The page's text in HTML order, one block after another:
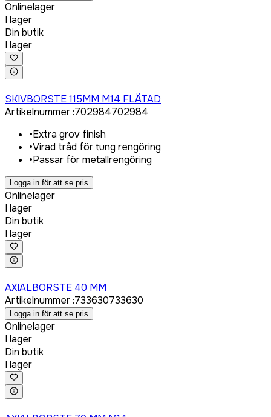
Onlinelager
I lager
Din butik
I lager
SKIVBORSTE 115MM M14 FLÄTAD
Artikelnummer:702984702984
•Extra grov finish
•Virad tråd för tung rengöring
•Passar för metallrengöring
Logga in för att se pris
Onlinelager
I lager
Din butik
I lager
AXIALBORSTE 40 MM
Artikelnummer:733630733630
Logga in för att se pris
Onlinelager
I lager
Din butik
I lager